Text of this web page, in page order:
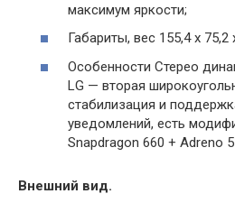
максимум яркости;
Габариты, вес 155,4 x
Особенности Стерео
LG — вторая
стабилизация и
уведомлений, есть
Snapdragon 660 + Adreno
Внешний вид.